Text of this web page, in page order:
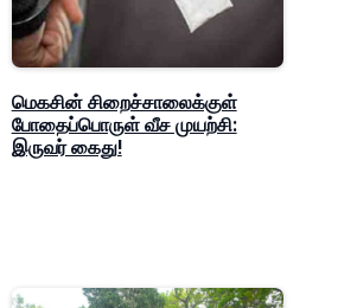
மெகசின் சிறைச்சாலைக்குள்
போதைப்பொருள் வீச முயற்சி:
இருவர் கைது!